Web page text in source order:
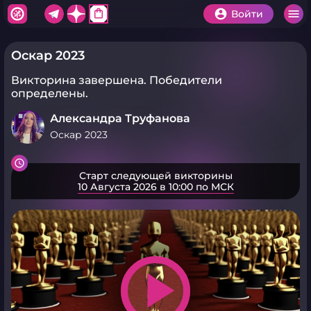
shopping_bag Войти
Оскар 2023
Викторина завершена. Победители
определены.
Александра Труфанова
Оскар 2023
Старт следующей викторины
10 Августа 2026 в 10:00 по МСК
play_arrow